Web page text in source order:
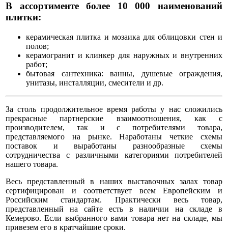
В ассортименте более 10 000 наименований
плитки:
кeρaмическая плиткa и мοзаика для облицовки стен и
полов;
кepaмοгранит и клинкер для наружных и внутренних
работ;
бытовая сантехника: ванны, душевые ограждения,
унитазы, инсталляции, смесители и др.
За столь продолжительное время работы у нас сложились
прекрасные партнерские взаимоотношения, как с
производителем, так и с потребителями товара,
представляемого на рынке. Наработаны четкие схемы
поставок и выработаны разнообразные схемы
сотрудничества с различными категориями потребителей
нашего товара.
Весь представленный в наших выставочных залах товар
сертифицирован и соответствует всем Европейским и
Российским стандартам. Практически весь товар,
представленный на сайте есть в наличии на складе в
Кемерово. Если выбранного вами товара нет на складе, мы
привезем его в кратчайшие сроки.